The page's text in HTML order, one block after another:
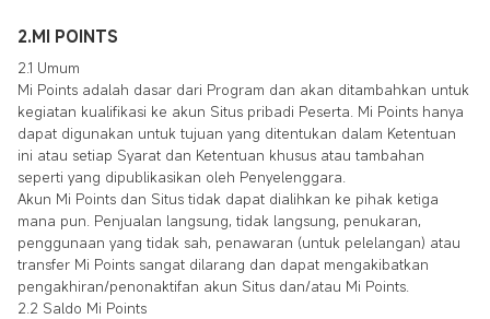
2.MI POINTS
2.1 Umum
Mi Points adalah dasar dari Program dan akan ditambahkan untuk
kegiatan kualifikasi ke akun Situs pribadi Peserta. Mi Points hanya
dapat digunakan untuk tujuan yang ditentukan dalam Ketentuan
ini atau setiap Syarat dan Ketentuan khusus atau tambahan
seperti yang dipublikasikan oleh Penyelenggara.
Akun Mi Points dan Situs tidak dapat dialihkan ke pihak ketiga
mana pun. Penjualan langsung, tidak langsung, penukaran,
penggunaan yang tidak sah, penawaran (untuk pelelangan) atau
transfer Mi Points sangat dilarang dan dapat mengakibatkan
pengakhiran/penonaktifan akun Situs dan/atau Mi Points.
2.2 Saldo Mi Points